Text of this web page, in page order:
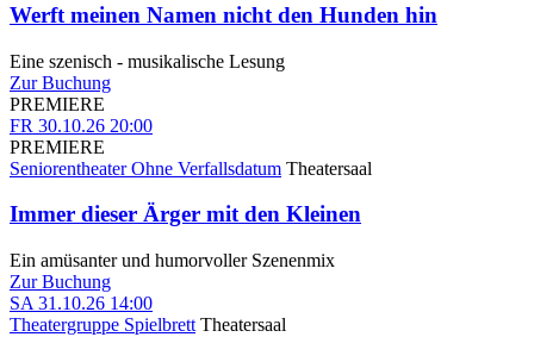
Werft meinen Namen nicht den Hunden hin
Eine szenisch - musikalische Lesung
Zur Buchung
PREMIERE
FR 30.10.26 20:00
PREMIERE
Seniorentheater Ohne Verfallsdatum Theatersaal
Immer dieser Ärger mit den Kleinen
Ein amüsanter und humorvoller Szenenmix
Zur Buchung
SA 31.10.26 14:00
Theatergruppe Spielbrett Theatersaal